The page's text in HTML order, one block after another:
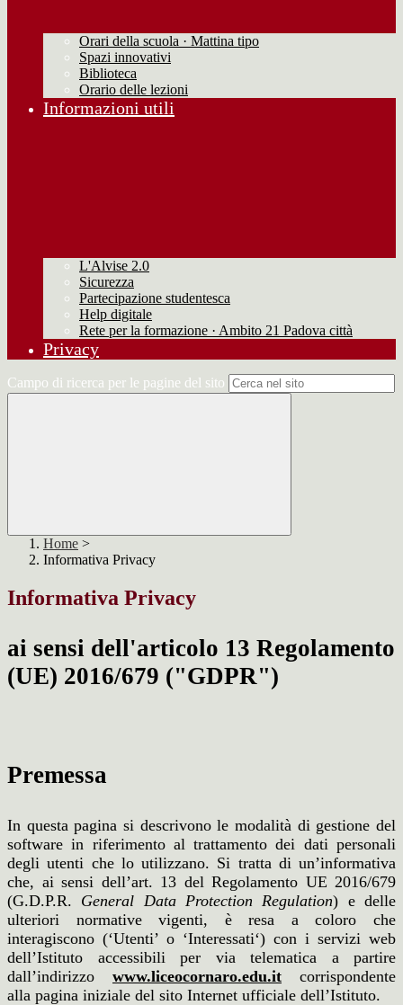
Orari della scuola · Mattina tipo
Spazi innovativi
Biblioteca
Orario delle lezioni
Informazioni utili
L'Alvise 2.0
Sicurezza
Partecipazione studentesca
Help digitale
Rete per la formazione · Ambito 21 Padova città
Privacy
Campo di ricerca per le pagine del sito
Home >
Informativa Privacy
Informativa Privacy
ai sensi dell'articolo 13 Regolamento
(UE) 2016/679 ("GDPR")
Premessa
In questa pagina si descrivono le modalità di gestione del
software in riferimento al trattamentodei dati personali
degli utenti che lo utilizzano. Si tratta di un’informativa
che, ai sensi dell’art. 13 del Regolamento UE 2016/679
(G.D.P.R. General Data Protection Regulation) edelle
ulteriori normative vigenti, è resa a coloro che
interagiscono (‘Utenti’ o ‘Interessati‘) con i servizi web
dell’Istituto accessibili per via telematica a partire
dall’indirizzo www.liceocornaro.edu.it
corrispondente
alla pagina iniziale del sito Internet ufficiale dell’Istituto.